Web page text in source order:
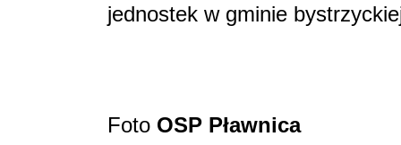
jednostek w gminie
Foto OSP Pławnica